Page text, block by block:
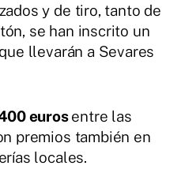
y de tiro, tanto de
se han inscrito un
llevarán a Sevares
eurosentre las
premios también en
locales.